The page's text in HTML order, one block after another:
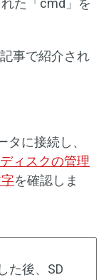
た「cmd」を
事で紹介され
タに接続し、
ディスクの管理
を確認しま
た後、SD